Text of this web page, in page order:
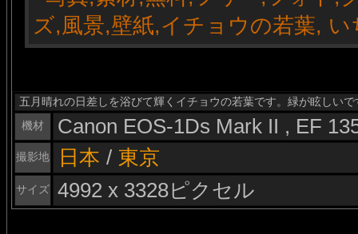
五月晴れの日差しを浴びて輝くイチョウの若葉です。緑が眩しいで
機材
Canon EOS-1Ds Mark II , EF
撮影地 日本 / 東京
サイズ 4992 x 3328ピクセル